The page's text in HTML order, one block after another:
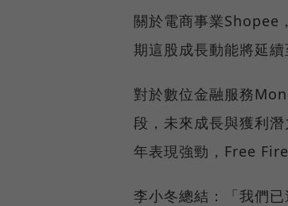
關於電商事業Shopee
期這股成長動能將延
對於數位金融服務
段，未來成長與獲利
年表現強勁，Free
李小冬總結：「我們